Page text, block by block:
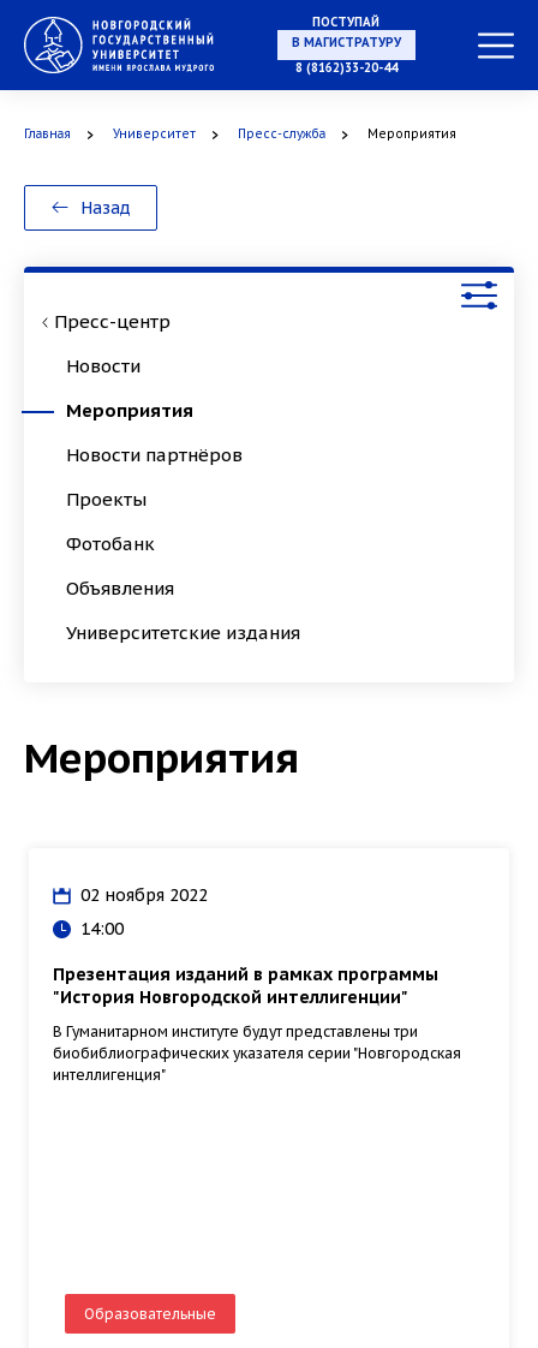
ПОСТУПАЙ
В МАГИСТРАТУРУ
В ОРДИНАТУРУ
8 (8162)33-20-44
Главная Университет Пресс-служба Мероприятия
Назад
Пресс-центр
Новости
Мероприятия
Новости партнёров
Проекты
Фотобанк
Объявления
Университетские издания
Мероприятия
02 ноября 2022
14:00
Презентация изданий в рамках программы
"История Новгородской интеллигенции"
В Гуманитарном институте будут представлены три
биобиблиографических указателя серии "Новгородская
интеллигенция"
Образовательные